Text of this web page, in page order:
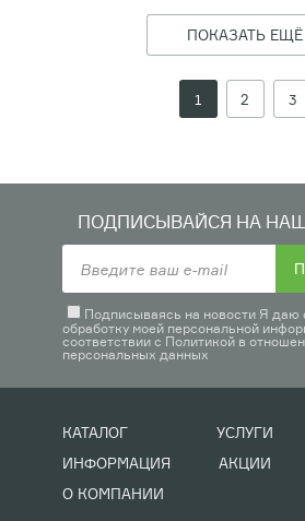
ПОКАЗАТЬ ЕЩЁ
1 2 3
ПОДПИСЫВАЙСЯ НА
Подписываясь на новости Я даю
обработку моей персональной
соответствии с Политикой в
персональных данных
КАТАЛОГ УСЛУГИ
ИНФОРМАЦИЯ
АКЦИИ
О КОМПАНИИ